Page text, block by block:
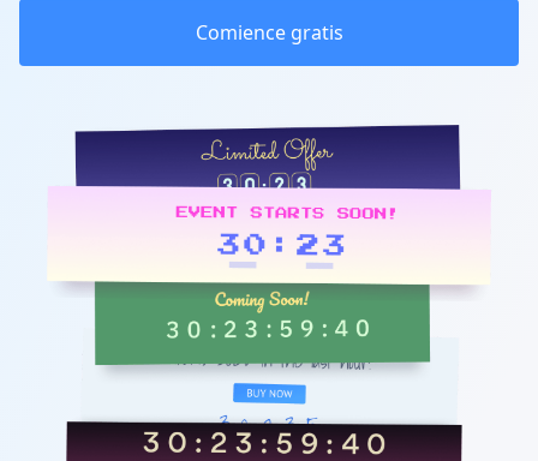
Comience gratis